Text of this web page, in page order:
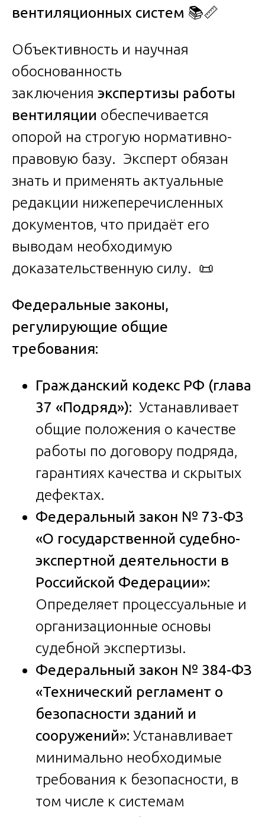
вентиляционных систем 📚📏
Объективность и научная
обоснованность
заключения экспертизы работы
вентиляции обеспечивается
опорой на строгую нормативно-
правовую базу. Эксперт обязан
знать и применять актуальные
редакции нижеперечисленных
документов, что придаёт его
выводам необходимую
доказательственную силу. 📜
Федеральные законы,
регулирующие общие
требования:
Гражданский кодекс РФ (глава
37 «Подряд»): Устанавливает
общие положения о качестве
работы по договору подряда,
гарантиях качества и скрытых
дефектах.
Федеральный закон № 73-ФЗ
«О государственной судебно-
экспертной деятельности в
Российской Федерации»:
Определяет процессуальные и
организационные основы
судебной экспертизы.
Федеральный закон № 384-ФЗ
«Технический регламент о
безопасности зданий и
сооружений»: Устанавливает
минимально необходимые
требования к безопасности, в
том числе к системам